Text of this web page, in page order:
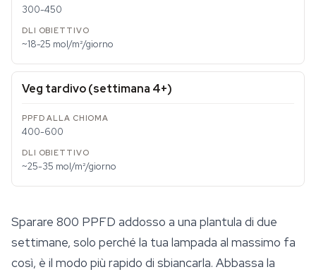
300-450
~18-25 mol/m²/giorno
Veg tardivo (settimana 4+)
400-600
~25-35 mol/m²/giorno
Sparare 800 PPFD addosso a una plantula di due
settimane, solo perché la tua lampada al massimo fa
così, è il modo più rapido di sbiancarla. Abbassa la